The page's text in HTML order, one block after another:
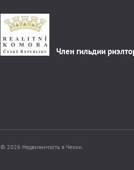
Член гильдии
© 2026 Недвижимость в Чехии.